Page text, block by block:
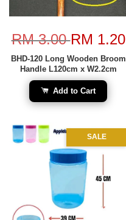
RM 3.00RM 1.20
BHD-120 Long Wooden Broom
Handle L120cm x W2.2cm
Add to Cart
SALE